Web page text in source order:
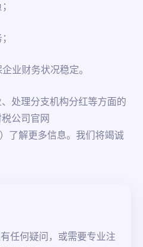
业财务状况稳定。
处理分支机构分红等方面的
公司官网
了解更多信息。我们将竭诚
任何疑问，或需要专业注